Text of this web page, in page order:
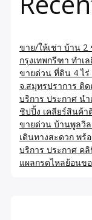
ขาย/ให้เช่า บ้าน 2
กรุงเทพกรีฑา ทำเ
ขายด่วน ที่ดิน 4 ไร่
จ.สมุทรปราการ ติ
บริการ ประกาศ น
ชิปปิ้ง เคลียร์สินค้
ขายด่วน บ้านพูลวิล
เดินทางสะดวก พร้
บริการ ประกาศ ค
แผลกรดไหลย้อนข